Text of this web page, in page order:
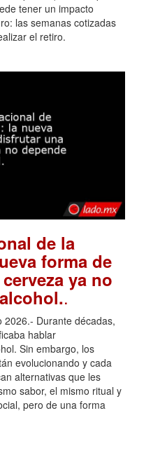
tener un impacto
las semanas cotizadas
el retiro.
de la
forma de
ya no
.
2026.- Durante décadas,
hablar
Sin embargo, los
evolucionando y cada
alternativas que les
sabor, el mismo ritual y
pero de una forma